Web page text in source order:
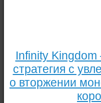
Infinity
стратегия с
о вторжении